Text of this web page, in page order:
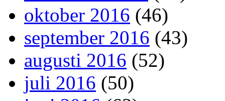
oktober 2016 (46)
september 2016 (43)
augusti 2016 (52)
juli 2016 (50)